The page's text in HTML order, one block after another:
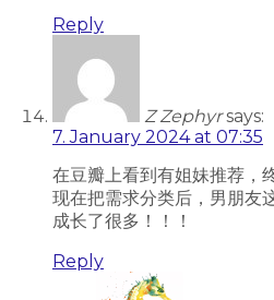
Reply
Z Zephyr says:
7. January 2024 at 07:35
在豆瓣上看到有姐妹推荐，
现在把需求分类后，男朋友
成长了很多！！！
Reply